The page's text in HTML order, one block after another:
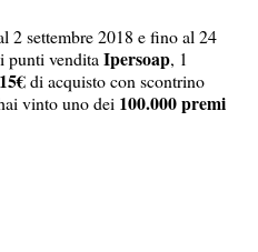
2 settembre 2018 e fino al 24
punti vendita Ipersoap, 1
di acquisto con scontrino
vinto uno dei 100.000 premi